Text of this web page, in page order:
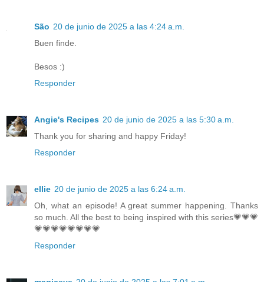
São 20 de junio de 2025 a las 4:24 a.m.
Buen finde.
Besos :)
Responder
Angie's Recipes 20 de junio de 2025 a las 5:30 a.m.
Thank you for sharing and happy Friday!
Responder
ellie 20 de junio de 2025 a las 6:24 a.m.
Oh, what an episode! A great summer happening. Thanks
so much. All the best to being inspired with this series💗💗💗
💗💗💗💗💗💗💗💗
Responder